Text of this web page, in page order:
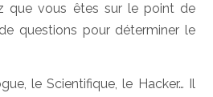
que vous êtes sur le point de
questions pour déterminer le
le Scientifique, le Hacker… Il